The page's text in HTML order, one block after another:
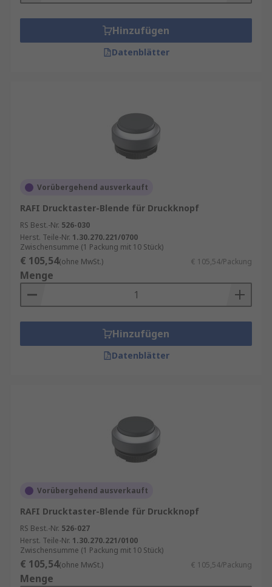
Hinzufügen
Datenblätter
Vorübergehend ausverkauft
RAFI Drucktaster-Blende für Druckknopf
RS Best.-Nr. 526-030
Herst. Teile-Nr. 1.30.270.221/0700
Zwischensumme (1 Packung mit 10 Stück)
€ 105,54(ohne MwSt.) € 105,54/Packung
Menge
Hinzufügen
Datenblätter
Vorübergehend ausverkauft
RAFI Drucktaster-Blende für Druckknopf
RS Best.-Nr. 526-027
Herst. Teile-Nr. 1.30.270.221/0100
Zwischensumme (1 Packung mit 10 Stück)
€ 105,54(ohne MwSt.) € 105,54/Packung
Menge